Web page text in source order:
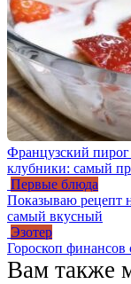
Французский пирог
клубники: самый
Первые блюда
Показываю рецепт
самый вкусный
Эзотер
Гороскоп финансов
Вам также